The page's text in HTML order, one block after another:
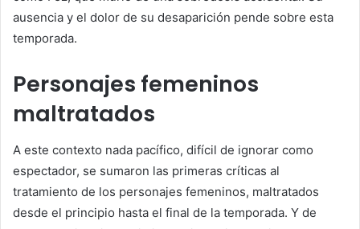
ausencia y el dolor de su desaparición pende sobre esta
temporada.
Personajes femeninos
maltratados
A este contexto nada pacífico, difícil de ignorar como
espectador, se sumaron las primeras críticas al
tratamiento de los personajes femeninos, maltratados
desde el principio hasta el final de la temporada. Y de